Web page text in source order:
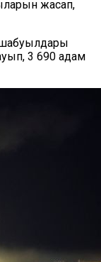
жасап,
шабуылдары
3 690 адам